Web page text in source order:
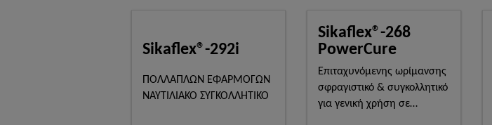
Sikaflex®-292i
ΠΟΛΛΑΠΛΩΝ ΕΦΑΡΜΟΓΩΝ
ΝΑΥΤΙΛΙΑΚΟ ΣΥΓΚΟΛΛΗΤΙΚΟ
Sikaflex®-268
PowerCure
Επιταχυνόμενης ωρίμανσης
σφραγιστικό & συγκολλητικό
για γενική χρήση σε